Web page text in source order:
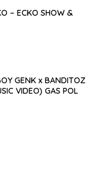
– ECKO SHOW &
GENK x BANDITOZ
VIDEO) GAS POL